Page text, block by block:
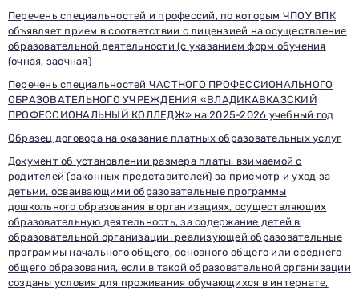
Перечень специальностей и профессий, по которым ЧПОУ ВПК
объявляет прием в соответствии с лицензией на осуществление
образовательной деятельности (с указанием форм обучения
(очная, заочная)
Перечень специальностей ЧАСТНОГО ПРОФЕССИОНАЛЬНОГО
ОБРАЗОВАТЕЛЬНОГО УЧРЕЖДЕНИЯ «ВЛАДИКАВКАЗСКИЙ
ПРОФЕССИОНАЛЬНЫЙ КОЛЛЕДЖ» на 2025-2026 учебный год
Образец договора на оказание платных образовательных услуг
Документ об установлении размера платы, взимаемой с
родителей (законных представителей) за присмотр и уход за
детьми, осваивающими образовательные программы
дошкольного образования в организациях, осуществляющих
образовательную деятельность, за содержание детей в
образовательной организации, реализующей образовательные
программы начального общего, основного общего или среднего
общего образования, если в такой образовательной организации
созданы условия для проживания обучающихся в интернате,
Нажимая кнопку «Отправить», я даю согласие на обработку моих персональных
данных в соответствии с Федеральным законом от 27.07.2006 № 152-ФЗ «О
персональных данных», на условиях и для целей, определенных в политике в
отношении обработки персональных данных.